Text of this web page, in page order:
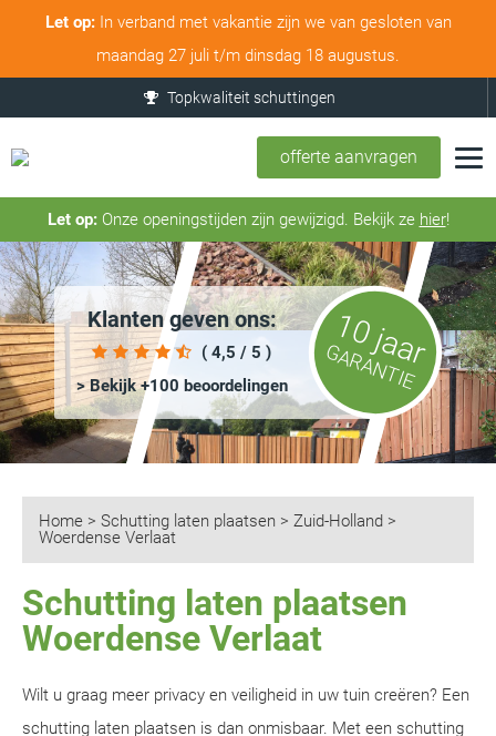
Let op:In verband met vakantie zijn we van gesloten van
maandag 27 juli t/m dinsdag 18 augustus.
Betaalbaar
offerte aanvragen
Let op:Onze openingstijden zijn gewijzigd. Bekijk ze hier!
Klanten geven ons:
( 4,5 / 5 )
> Bekijk +100 beoordelingen
10 jaar
GARANTIE
Home > Schutting laten plaatsen > Zuid-Holland >
Woerdense Verlaat
Schutting laten plaatsen
Woerdense Verlaat
Wilt u graag meer privacy en veiligheid in uw tuin creëren? Een
schutting laten plaatsen is dan onmisbaar. Met een schutting